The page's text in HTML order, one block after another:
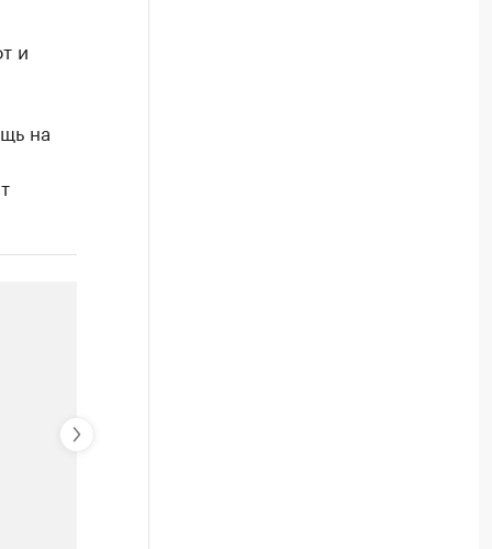
и
на